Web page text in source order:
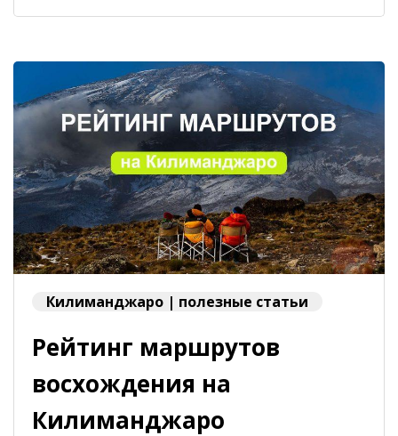
Килиманджаро | полезные статьи
Рейтинг маршрутов
восхождения на
Килиманджаро